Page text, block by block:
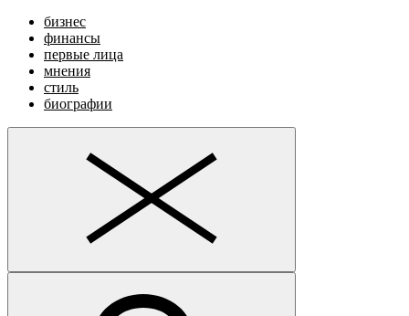
бизнес
финансы
первые лица
мнения
стиль
биографии